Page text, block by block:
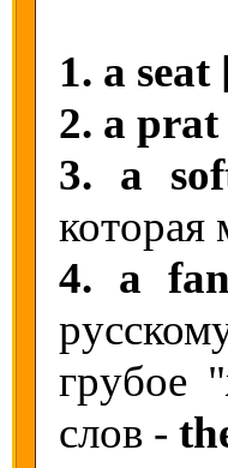
1. a
2. a
3. a
которая
4. a
грубое
слов -